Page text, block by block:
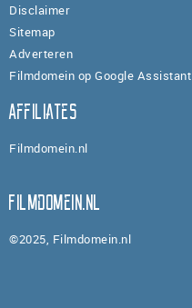
Disclaimer
Sitemap
Adverteren
Filmdomein op Google Assistant
Affiliates
Filmdomein.nl
Filmdomein.nl
©2025, Filmdomein.nl